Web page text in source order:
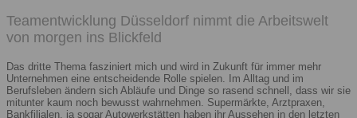
Teamentwicklung Düsseldorf nimmt die Arbeitswelt
von morgen ins Blickfeld
Das dritte Thema fasziniert mich und wird in Zukunft für immer mehr
Unternehmen eine entscheidende Rolle spielen. Im Alltag und im
Berufsleben ändern sich Abläufe und Dinge so rasend schnell, dass wir sie
mitunter kaum noch bewusst wahrnehmen. Supermärkte, Arztpraxen,
Bankfilialen, ja sogar Autowerkstätten haben ihr Aussehen in den letzten